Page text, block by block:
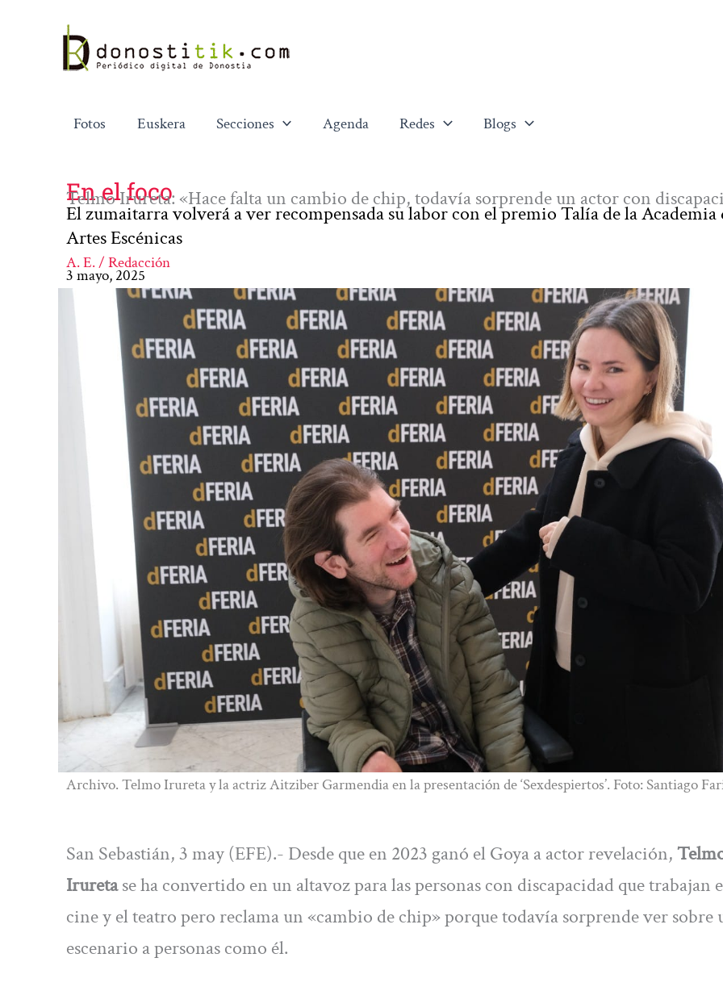
contenido
Fotos Euskera Secciones Agenda Redes Blogs
En el foco
Telmo Irureta: «Hace falta un cambio de chip, todavía sorprende un actor con
El zumaitarra volverá a ver recompensada su labor con el premio Talía de la Academia
Artes Escénicas
A. E. / Redacción
3 mayo, 2025
Archivo. Telmo Irureta y la actriz Aitziber Garmendia en la presentación de ‘Sexdespiertos’. Foto: Santiago
San Sebastián, 3 may (EFE).- Desde que en 2023 ganó el Goya a actor revelación,
Iruretase ha convertido en un altavoz para las personas con discapacidad que trabajan
cine y el teatro pero reclama un «cambio de chip» porque todavía sorprende ver sobre
escenario a personas como él.